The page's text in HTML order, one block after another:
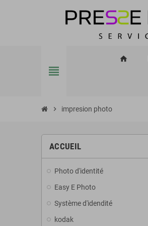
view_headline
home
chevron_right impresion photo
ACCUEIL
Photo d'identité
Easy E Photo
Système d'idendité
kodak